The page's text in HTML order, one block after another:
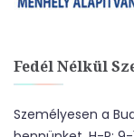
Fedél Nélkül
Személyesen a